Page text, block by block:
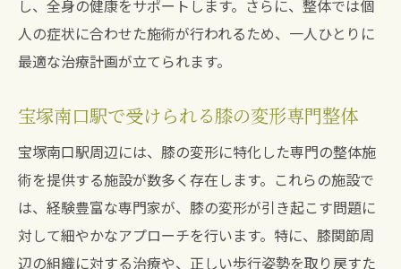
し、全身の健康をサポートします。さらに、整体では個
人の症状に合わせた施術が行われるため、一人ひとりに
最適な治療計画が立てられます。
宝塚南口駅で受けられる膝の変形専門整体
宝塚南口駅周辺には、膝の変形に特化した専門の整体施
術を提供する施設が数多く存在します。これらの施設で
は、経験豊富な専門家が、膝の変形が引き起こす問題に
対して細やかなアプローチを行います。特に、膝関節周
辺の組織に対する治療や、正しい歩行姿勢を取り戻すた